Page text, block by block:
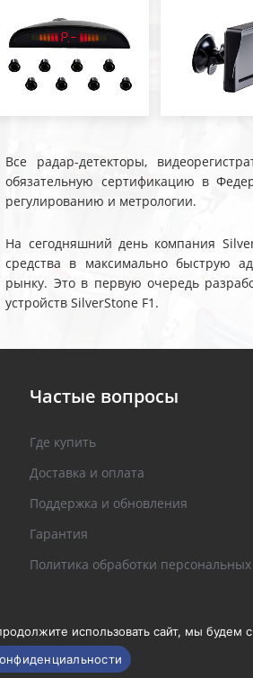
Все радар-детекторы,
обязательную сертификацию в
регулированию и метрологии.
На сегодняшний день компания
средства в максимально быструю
рынку. Это в первую очередь
устройств SilverStone F1.
Частые вопросы
Где купить
Доставка и оплата
Поддержка и обновления
Гарантия
Политика обработки
использовать сайт, мы будем